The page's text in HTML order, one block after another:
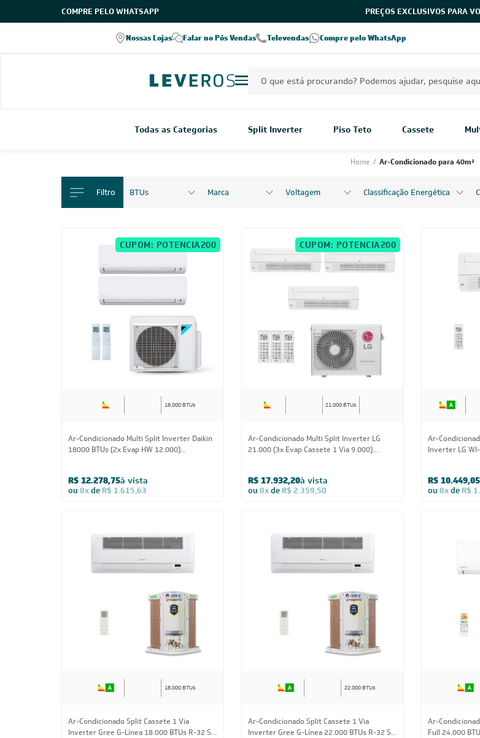
COMPRE PELO WHATSAPP PREÇOS EXCLUSIVOS PARA
Nossas Lojas Falar no Pós Vendas Televendas Compre pelo WhatsApp
Excelência no RA
Excelência no Reclame Aqui Seja parceiro Leveros
Todas as Categorias Split Inverter Piso Teto Cassete
Home / Ar-Condicionado para 40m²
Filtro BTUs Marca Voltagem Classificação Energética
CUPOM: POTENCIA200
18.000 BTUs
Ar-Condicionado Multi Split Inverter Daikin
18000 BTUs (2x Evap HW 12.000)
R$ 12.278,75à vista
ou 8xde R$ 1.615,63
CUPOM: POTENCIA200
21.000 BTUs
Ar-Condicionado Multi Split Inverter LG
21.000 (3x Evap Cassete 1 Via 9.000)
R$ 17.932,20à vista
ou 8xde R$ 2.359,50
Ar-
Inverter LG
R$ 10.449,05
ou 8xde R$
18.000 BTUs
Ar-Condicionado Split Cassete 1 Via
Inverter Gree G-Línea 18.000 BTUs R-32 Só
22.000 BTUs
Ar-Condicionado Split Cassete 1 Via
Inverter Gree G-Línea 22.000 BTUs R-32 Só
Ar-
Full 24.000